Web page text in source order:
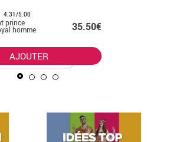
4.31/5.00
prince
homme
35.50€
AJOUTER